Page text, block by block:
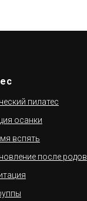
пилатес
осанки
вспять
после родов